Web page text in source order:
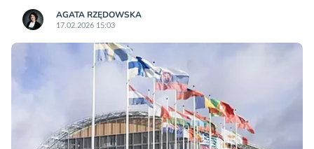
AGATA RZĘDOWSKA
17.02.2026 15:03